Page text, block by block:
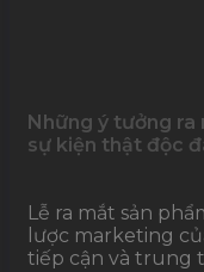
Những ý tưởng ra
sự kiện thật độc
Lễ ra mắt sản
lược marketing
tiếp cận và trung